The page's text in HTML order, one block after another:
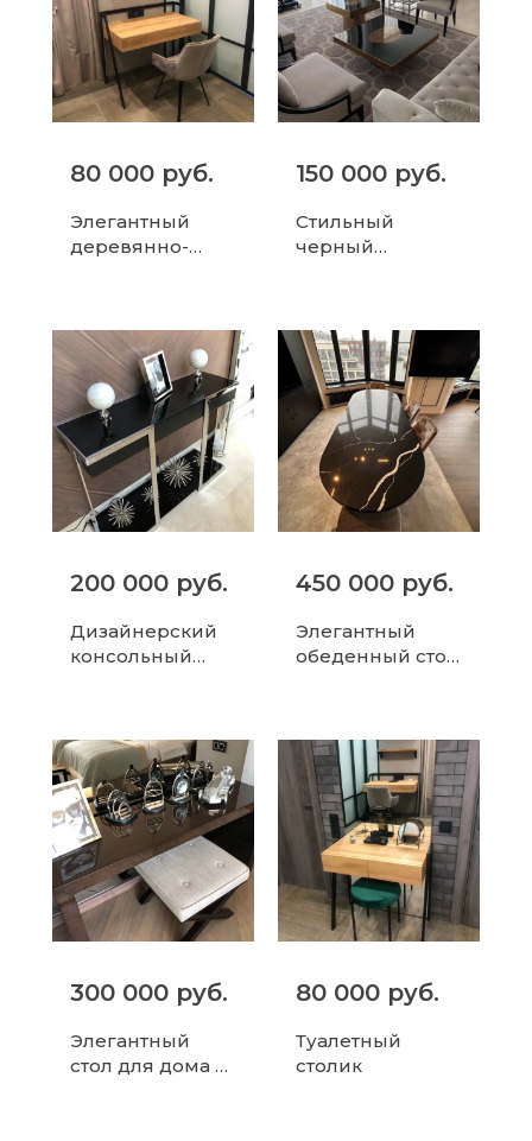
80 000 руб.
Элегантный
деревянно-
дополнительны
ми полками
150 000 руб.
Стильный
черный
поверхностью
для гостиной
200 000 руб.
Дизайнерский
консольный
поверхностью и
металлическим
и...
450 000 руб.
Элегантный
обеденный стол
300 000 руб.
Элегантный
стол для дома и
80 000 руб.
Туалетный
столик